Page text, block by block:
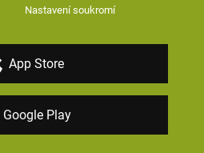
Nastavení soukromí
App Store
Google Play